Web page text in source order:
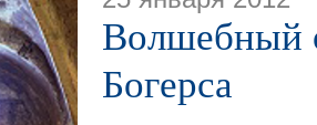
Волшебный
Богерса